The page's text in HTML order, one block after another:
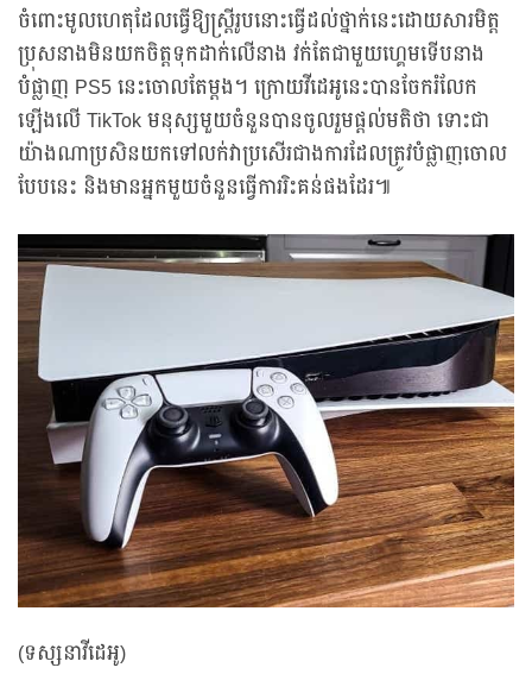
ចំពោះមូលហេតុដែលធ្វើឱ្យស្រ្តីរូបនោះធ្វើដល់ថ្នាក់នេះដោយសារមិត្ត
ប្រុសនាងមិនយកចិត្តទុកដាក់លើនាង វក់តែជាមួយហ្គេមទើបនាង
បំផ្លាញ PS5 នេះចោលតែម្តង។ ក្រោយវីដេអូនេះបានចែករំលែក
ឡើងលើ TikTok មនុស្សមួយចំនួនបានចូលរួមផ្តល់មតិថា ទោះជា
យ៉ាងណាប្រសិនយកទៅលក់វាប្រសើរជាងការដែលត្រូវបំផ្លាញចោល
បែបនេះ និងមានអ្នកមួយចំនួនធ្វើការរិះគន់ផងដែរ៕
(ទស្សនាវីដេអូ)